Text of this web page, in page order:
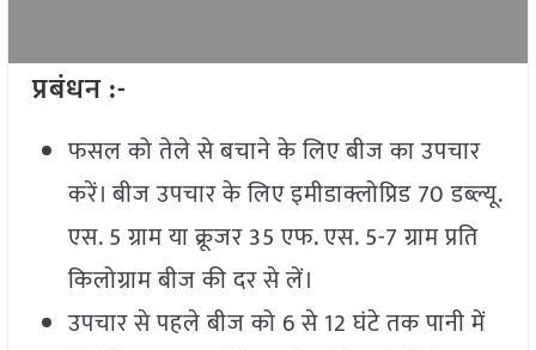
प्रबंधन :-
फसल को तेले से बचाने के लिए बीज का उपचार
करें। बीज उपचार के लिए इमीडाक्लोप्रिड 70 डब्ल्यू.
एस. 5 ग्राम या क्रूजर 35 एफ. एस. 5-7 ग्राम प्रति
किलोग्राम बीज की दर से लें।
उपचार से पहले बीज को 6 से 12 घंटे तक पानी में